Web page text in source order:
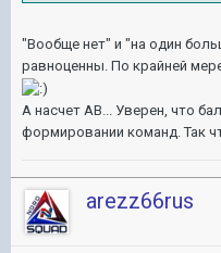
"Вообще нет" и "на один
равноценны. По крайней
А насчет АВ... Уверен, что
формировании команд. Так
arezz66rus